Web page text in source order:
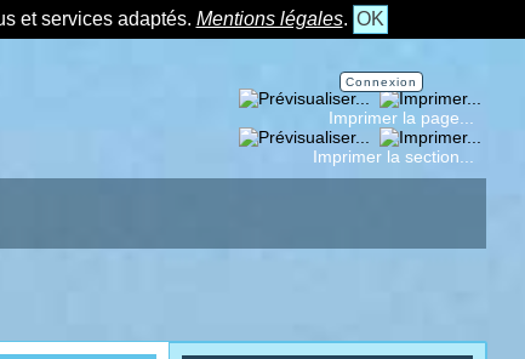
et services adaptés. Mentions légales. OK
Imprimer la page...
Imprimer la section...
Connexion